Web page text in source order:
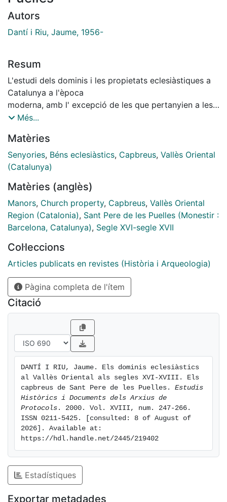
Autors
Dantí i Riu, Jaume, 1956-
Resum
L'estudi dels dominis i les propietats eclesiàstiques a
Catalunya a l'època
moderna, amb l' excepció de les que pertanyien a les
seus episcopals,
monografies. D'altra
banda, aquesta és una recerca que ha merescut una
major atenció per
de conjunt especialment
interessant de l'evolució d'aquells dominis senyorials.
L'objectiu d'aquest treball és l'aproximació a la
presència de les diferents
diverses al Vallès Oriental
entre els segles XVI i XVIII. De manera més precisa,
s'analitzaran els
dominis del monestir de Sant Pere de les Puelles a
través de les sèries de
capbreus conservats en el seu propi arxiu, així com a
l'Arxiu Històric de
Protocols de Barcelona. Inicialment, es tractarà de
descriure la localització
de les diferents propietats i drets eclesiàtics en el
territori per constatar
la importància d'aquell tipus de domini.
Més...
Matèries
Senyories, Béns eclesiàstics, Capbreus, Vallès Oriental
(Catalunya)
Matèries (anglès)
Manors, Church property, Capbreus, Vallès Oriental
Region (Catalonia), Sant Pere de les Puelles (Monestir :
Barcelona, Catalunya), Segle XVI-segle XVII
Col·leccions
Articles publicats en revistes (Història i Arqueologia)
Pàgina completa de l'ítem
Citació
DANTÍ I RIU, Jaume. Els dominis eclesiàstics
al Vallès Oriental als segles XVI-XVIII. Els
capbreus de Sant Pere de les Puelles. Estudis
Històrics i Documents dels Arxius de
Protocols . 2000. Vol. XVIII, num. 247-266.
ISSN 0211-5425. [consulted: 8 of August of
2026]. Available at:
https://hdl.handle.net/2445/219402
Estadístiques
Exportar metadades